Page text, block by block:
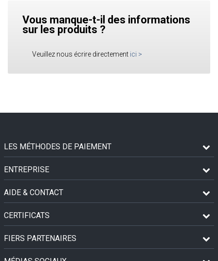
Vous manque-t-il des informations
sur les produits ?
Veuillez nous écrire directement ici >
LES MÉTHODES DE PAIEMENT
ENTREPRISE
AIDE & CONTACT
CERTIFICATS
FIERS PARTENAIRES